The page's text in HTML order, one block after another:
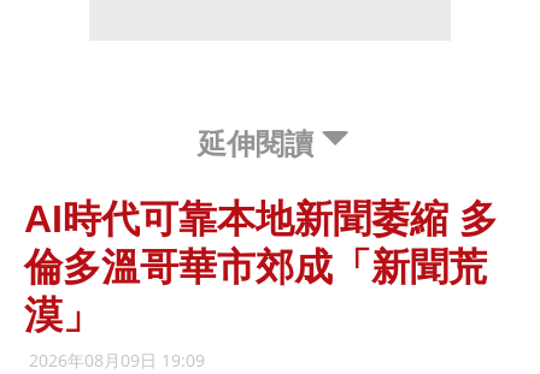
延伸閱讀
AI時代可靠本地新聞萎縮 多
倫多溫哥華市郊成「新聞荒
漠」
2026年08月09日 19:09